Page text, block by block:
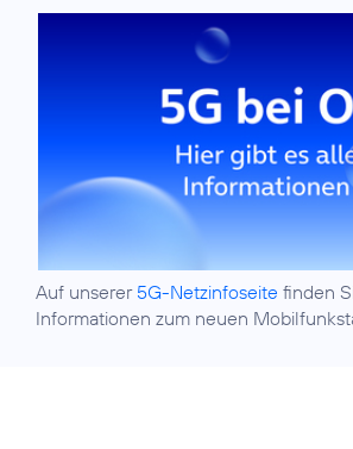
Auf unserer 5G-Netzinfoseite finden
Informationen zum neuen